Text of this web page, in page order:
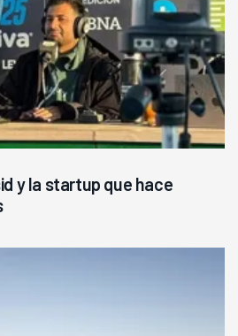
y la startup que hace